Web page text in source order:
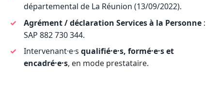
départemental de La Réunion (13/09/2022).
Agrément / déclaration Services à la Personne:
SAP 882 730 344.
Intervenant·e·s qualifié·e·s, formé·e·s et
encadré·e·s, en mode prestataire.